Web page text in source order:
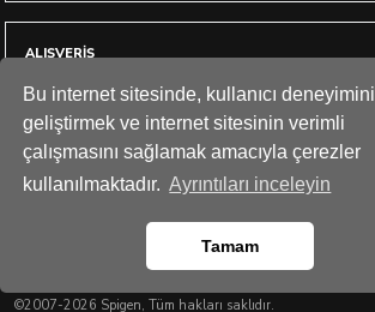
Bu internet sitesinde, kullanıcı deneyimini
geliştirmek ve internet sitesinin verimli
çalışmasını sağlamak amacıyla çerezler
kullanılmaktadır. Ayrıntıları inceleyin
Tamam
ALIŞVERİŞ
YARDIM
©2007-2026 Spigen, Tüm hakları saklıdır.